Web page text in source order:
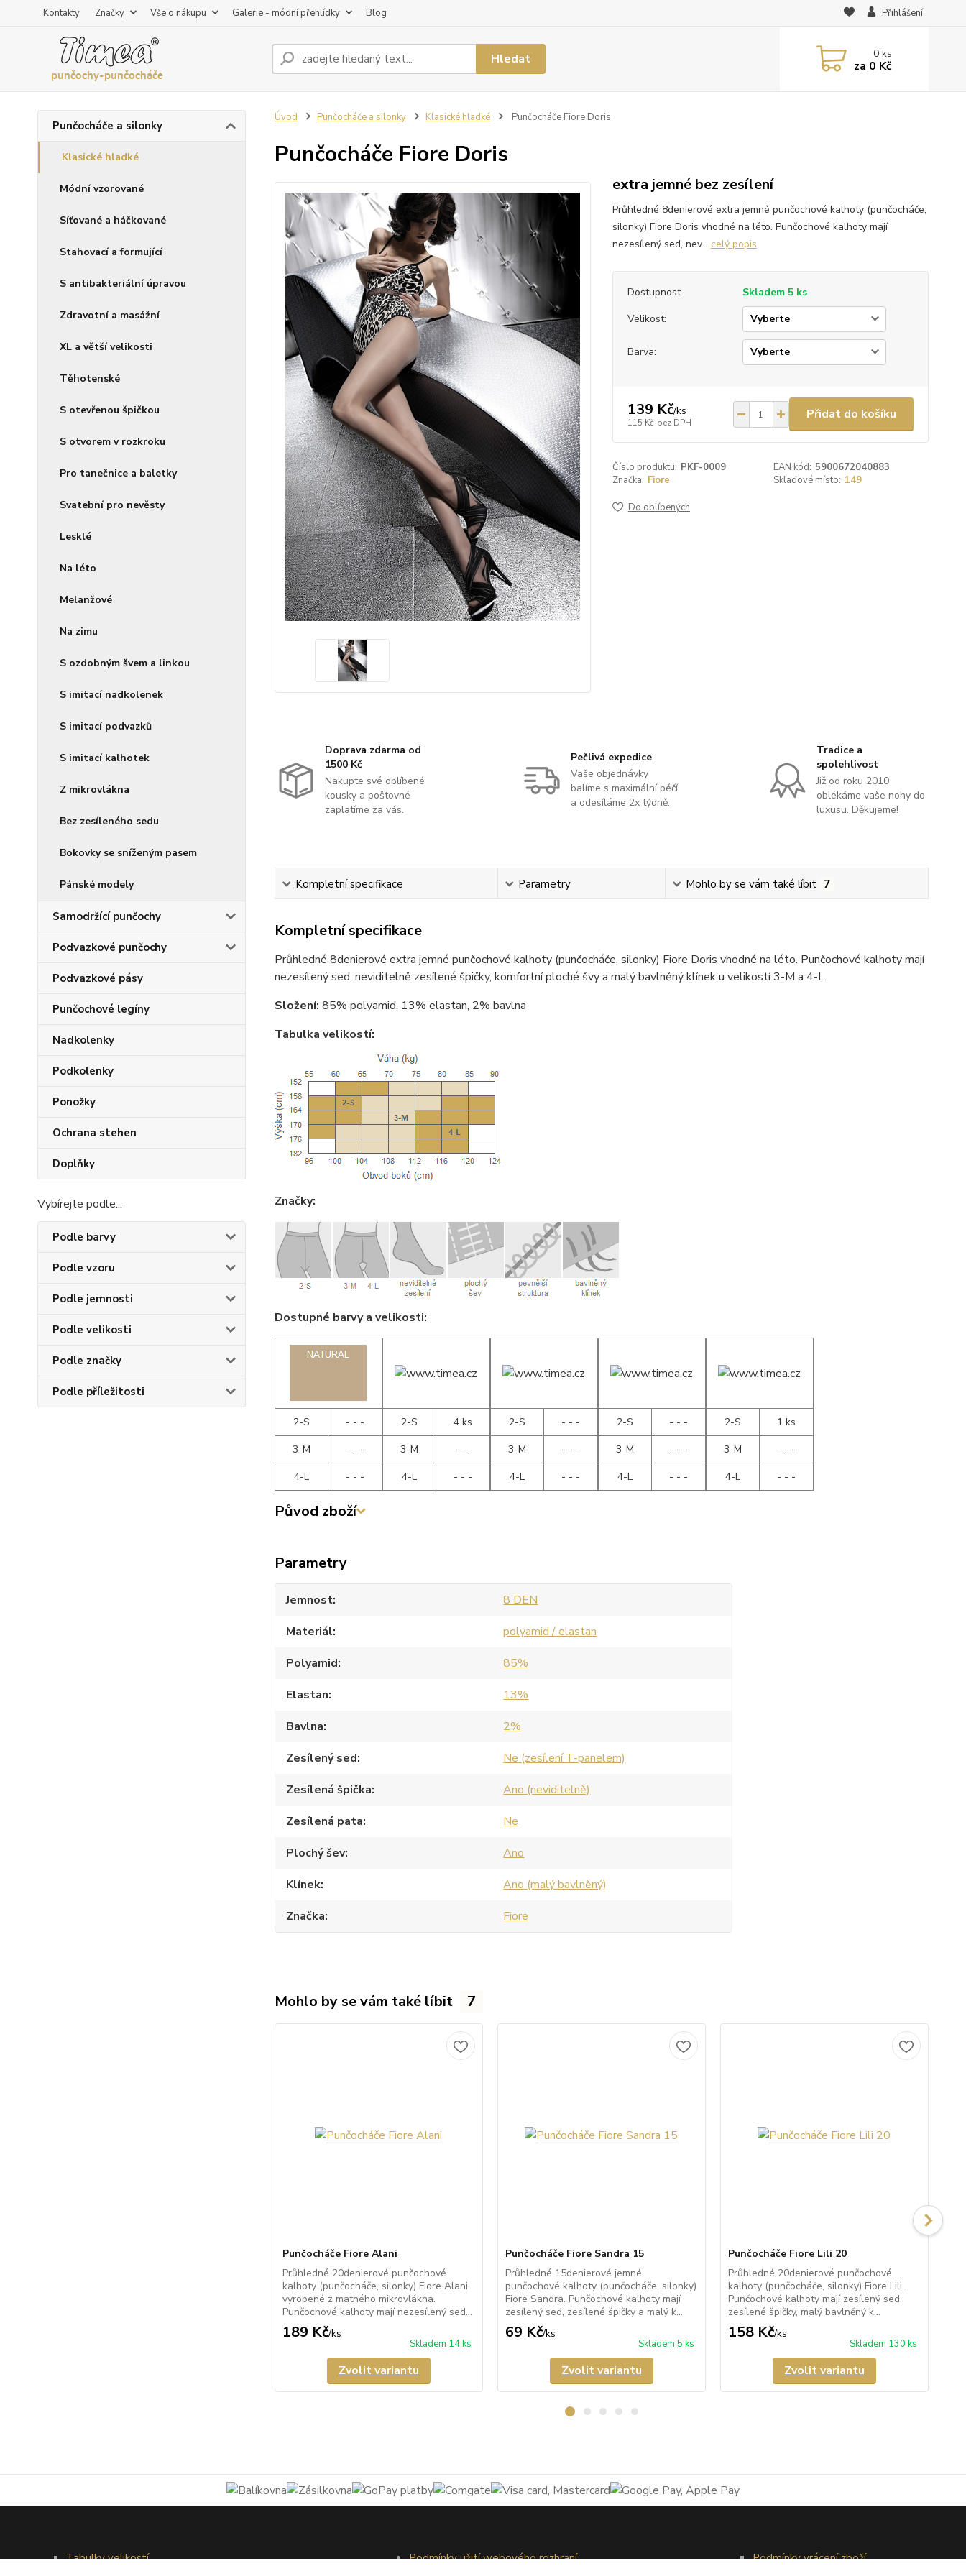
Kontakty Značky Vše o nákupu Galerie - módní přehlídky Blog Přihlášení
Hledat 0ks
za 0 Kč
Punčocháče a silonky
Klasické hladké
Módní vzorované
Síťované a háčkované
Stahovací a formující
S antibakteriální úpravou
Zdravotní a masážní
XL a větší velikosti
Těhotenské
S otevřenou špičkou
S otvorem v rozkroku
Pro tanečnice a baletky
Svatební pro nevěsty
Lesklé
Na léto
Melanžové
Na zimu
S ozdobným švem a linkou
S imitací nadkolenek
S imitací podvazků
S imitací kalhotek
Z mikrovlákna
Bez zesíleného sedu
Bokovky se sníženým pasem
Pánské modely
Samodržící punčochy
Podvazkové punčochy
Podvazkové pásy
Punčochové legíny
Nadkolenky
Podkolenky
Ponožky
Ochrana stehen
Doplňky
Vybírejte podle...
Podle barvy
Podle vzoru
Podle jemnosti
Podle velikosti
Podle značky
Podle příležitosti
Úvod Punčocháče a silonky Klasické hladké Punčocháče Fiore Doris
Punčocháče Fiore Doris
extra jemné bez zesílení
Průhledné 8denierové extra jemné punčochové kalhoty (punčocháče,
silonky) Fiore Doris vhodné na léto. Punčochové kalhoty mají
nezesílený sed, nev... celý popis
Dostupnost
Skladem 5 ks
Velikost:
Barva:
139 Kč/ks
115 Kč bez DPH
Přidat do košíku
Číslo produktu: PKF-0009 EAN kód: 5900672040883
Značka: Fiore Skladové místo: 149
Do oblíbených
Doprava zdarma od
1500 Kč
Nakupte své oblíbené
kousky a poštovné
zaplatíme za vás.
Pečlivá expedice
Vaše objednávky
balíme s maximální péčí
a odesíláme 2x týdně.
Tradice a
spolehlivost
Již od roku 2010
oblékáme vaše nohy do
luxusu. Děkujeme!
Kompletní specifikace Parametry Mohlo by se vám také líbit 7
Kompletní specifikace
Průhledné 8denierové extra jemné punčochové kalhoty (punčocháče, silonky) Fiore Doris vhodné na léto. Punčochové kalhoty mají
nezesílený sed, neviditelně zesílené špičky, komfortní ploché švy a malý bavlněný klínek u velikostí 3-M a 4-L.
Složení: 85% polyamid, 13% elastan, 2% bavlna
Tabulka velikostí:
Značky:
Dostupné barvy a velikosti:
2-S
- - -
3-M
- - -
4-L
- - -
2-S
4 ks
3-M
- - -
4-L
- - -
2-S
- - -
3-M
- - -
4-L
- - -
2-S
- - -
3-M
- - -
4-L
- - -
2-S
1 ks
3-M
- - -
4-L
- - -
Původ zboží
Parametry
Jemnost
8 DEN
Materiál
polyamid / elastan
Polyamid
85%
Elastan
13%
Bavlna
2%
Zesílený sed
Ne (zesílení T-panelem)
Zesílená špička
Ano (neviditelně)
Zesílená pata
Ne
Plochý šev
Ano
Klínek
Ano (malý bavlněný)
Značka
Fiore
Mohlo by se vám také líbit 7
Punčocháče Fiore Alani
Průhledné 20denierové punčochové
kalhoty (punčocháče, silonky) Fiore Alani
vyrobené z matného mikrovlákna.
Punčochové kalhoty mají nezesílený sed...
189 Kč/ks
Skladem 14 ks
Zvolit variantu
Punčocháče Fiore Sandra 15
Průhledné 15denierové jemné
punčochové kalhoty (punčocháče, silonky)
Fiore Sandra. Punčochové kalhoty mají
zesílený sed, zesílené špičky a malý k...
69 Kč/ks
Skladem 5 ks
Zvolit variantu
Punčocháče Fiore Lili 20
Průhledné 20denierové punčochové
kalhoty (punčocháče, silonky) Fiore Lili.
Punčochové kalhoty mají zesílený sed,
zesílené špičky, malý bavlněný k...
158 Kč/ks
Skladem 130 ks
Zvolit variantu
Tabulky velikostí
Podmínky užití webového rozhraní
Podmínky vrácení zboží